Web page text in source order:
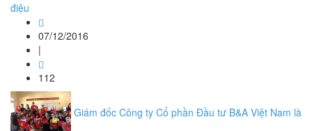
điệu
07/12/2016
|
112
Giám đốc Công ty Cổ phần Đầu tư B&A Việt Nam là